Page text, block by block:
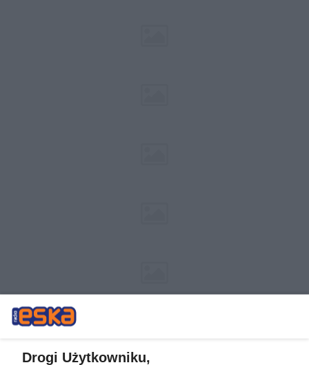
Drogi Użytkowniku,